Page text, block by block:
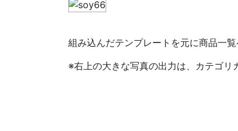
組み込んだテンプレートを元に商品一
※右上の大きな写真の出力は、カテゴリ